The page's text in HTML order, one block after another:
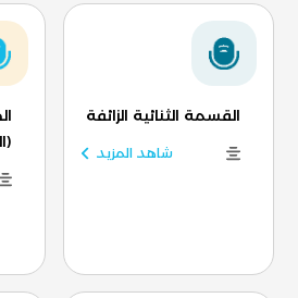
القسمة الثنائية الزائفة
شاهد المزيد